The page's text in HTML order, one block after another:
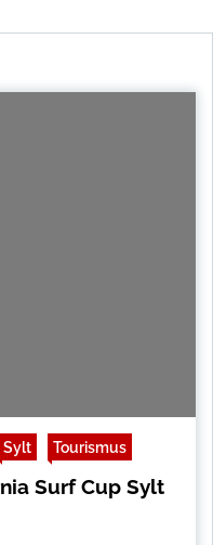
Sylt Tourismus
Surf Cup Sylt